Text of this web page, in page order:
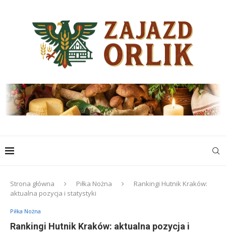
Strona główna Piłka Nożna
Rankingi Hutnik Kraków:
aktualna pozycja i statystyki
Piłka Nożna
Rankingi Hutnik Kraków: aktualna pozycja i